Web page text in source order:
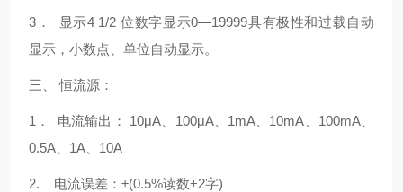
3． 显示4 1/2 位数字显示0—19999具有极性和过载自动
显示，小数点、单位自动显示。
三、 恒流源：
1． 电流输出： 10μA、100μA、1mA、10mA、100mA、
0.5A、1A、10A
2. 电流误差：±(0.5%读数+2字)